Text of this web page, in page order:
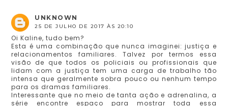
UNKNOWN
25 DE JULHO DE 2017 ÀS 20:10
Oi Kaline, tudo bem?
Esta é uma combinação que nunca imaginei: justiça e
relacionamentos familiares. Talvez por termos essa
visão de que todos os policiais ou profissionais que
lidam com a justiça tem uma carga de trabalho tão
intensa que geralmente sobra pouco ou nenhum tempo
para os dramas familiares.
Interessante que no meio de tanta ação e adrenalina, a
série encontre espaço para mostrar toda essa